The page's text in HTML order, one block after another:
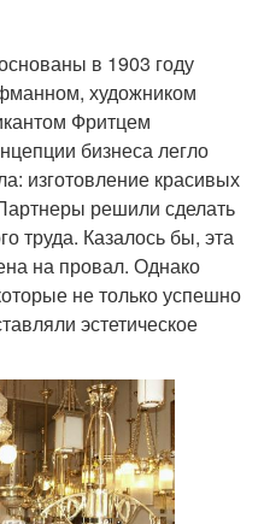
в 1903 году
художником
Фритцем
бизнеса легло
изготовление красивых
решили сделать
труда. Казалось бы, эта
на провал. Однако
не только успешно
эстетическое